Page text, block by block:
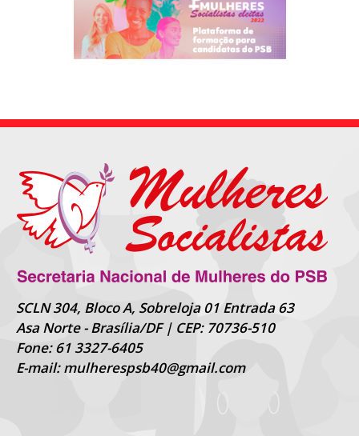
SCLN 304, Bloco A, Sobreloja 01 Entrada 63
Asa Norte - Brasília/DF | CEP: 70736-510
Fone: 61 3327-6405
E-mail: mulherespsb40@gmail.com